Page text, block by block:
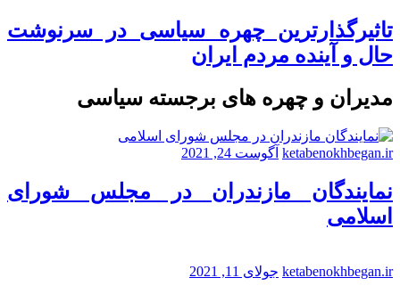
تاثیرگذارترین چهره سیاسی در سرنوشت
حال و آینده مردم ایران
مدیران و چهره های برجسته سیاسی
ketabenokhbegan.ir آگوست 24, 2021
نمایندگان مازندران در مجلس شورای
اسلامی
ketabenokhbegan.ir جولای 11, 2021